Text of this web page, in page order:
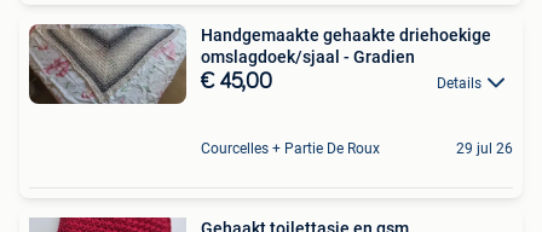
Handgemaakte gehaakte driehoekige
omslagdoek/sjaal - Gradien
€ 45,00 Details
Courcelles + Partie De Roux 29 jul 26